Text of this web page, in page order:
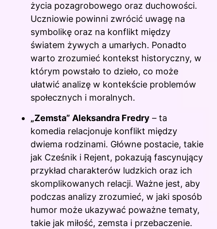
życia pozagrobowego oraz duchowości.
Uczniowie powinni zwrócić uwagę na
symbolikę oraz na konflikt między
światem żywych a umarłych. Ponadto
warto zrozumieć kontekst historyczny, w
którym powstało to dzieło, co może
ułatwić analizę w kontekście problemów
społecznych i moralnych.
„Zemsta” Aleksandra Fredry – ta
komedia relacjonuje konflikt między
dwiema rodzinami. Główne postacie, takie
jak Cześnik i Rejent, pokazują fascynujący
przykład charakterów ludzkich oraz ich
skomplikowanych relacji. Ważne jest, aby
podczas analizy zrozumieć, w jaki sposób
humor może ukazywać poważne tematy,
takie jak miłość, zemsta i przebaczenie.